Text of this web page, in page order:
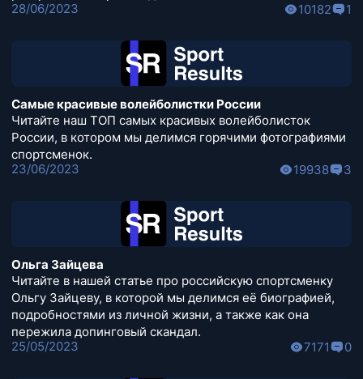
28/06/2023
10182 1
Самые красивые волейболистки России
Читайте наш ТОП самых красивых волейболисток
России, в котором мы делимся горячими фотографиями
спортсменок.
23/06/2023
19938 3
Ольга Зайцева
Читайте в нашей статье про российскую спортсменку
Ольгу Зайцеву, в которой мы делимся её биографией,
подробностями из личной жизни, а также как она
пережила допинговый скандал.
25/05/2023
7171 0